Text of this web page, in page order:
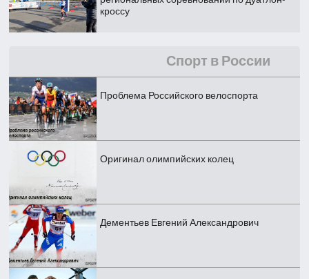
кроссу
Спорт в России
Проблема Российского велоспорта
Оригинал олимпийских колец
Дементьев Евгений Александрович